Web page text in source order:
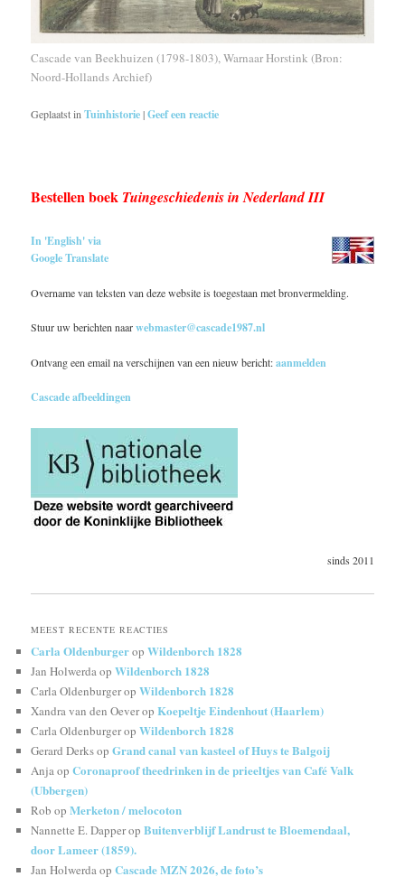
Cascade van Beekhuizen (1798-1803), Warnaar Horstink (Bron:
Noord-Hollands Archief)
Geplaatst inTuinhistorie|Geef een reactie
Bestellen boek Tuingeschiedenis in Nederland III
In 'English' via
Google Translate
Overname van teksten van deze website is toegestaan met bronvermelding.
Stuur uw berichten naarwebmaster@cascade1987.nl
Ontvang een email na verschijnen van een nieuw bericht:aanmelden
Cascade afbeeldingen
sinds 2011
MEEST RECENTE REACTIES
Carla OldenburgeropWildenborch 1828
Jan HolwerdaopWildenborch 1828
Carla OldenburgeropWildenborch 1828
Xandra van den OeveropKoepeltje Eindenhout (Haarlem)
Carla OldenburgeropWildenborch 1828
Gerard DerksopGrand canal van kasteel of Huys te Balgoij
AnjaopCoronaproof theedrinken in de prieeltjes van Café Valk
(Ubbergen)
Rob opMerketon / melocoton
Nannette E. DapperopBuitenverblijf Landrust te Bloemendaal,
door Lameer (1859).
Jan HolwerdaopCascade MZN 2026, de foto’s